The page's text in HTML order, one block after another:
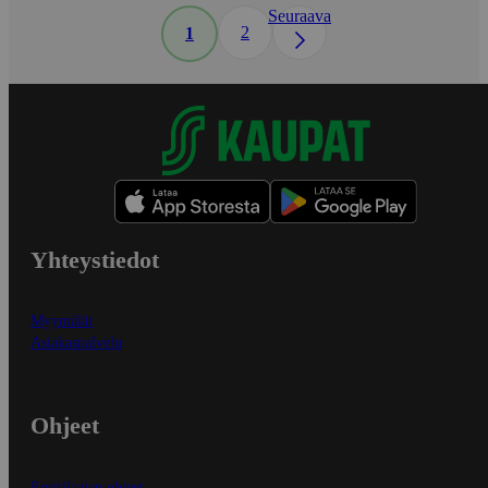
1 2
Seuraava
Yhteystiedot
Myymälät
Asiakaspalvelu
Ohjeet